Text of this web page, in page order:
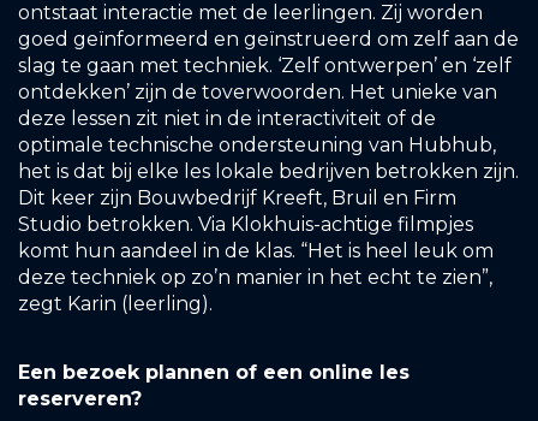
ontstaat interactie met de leerlingen. Zij worden
goed geïnformeerd en geïnstrueerd om zelf aan de
slag te gaan met techniek. ‘Zelf ontwerpen’ en ‘zelf
ontdekken’ zijn de toverwoorden. Het unieke van
deze lessen zit niet in de interactiviteit of de
optimale technische ondersteuning van Hubhub,
het is dat bij elke les lokale bedrijven betrokken zijn.
Dit keer zijn Bouwbedrijf Kreeft, Bruil en Firm
Studio betrokken. Via Klokhuis-achtige filmpjes
komt hun aandeel in de klas. “Het is heel leuk om
deze techniek op zo’n manier in het echt te zien”,
zegt Karin (leerling).
Een bezoek plannen of een online les
reserveren?